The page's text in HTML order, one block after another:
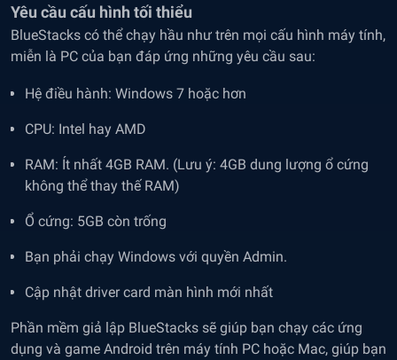
Yêu cầu cấu hình tối thiểu
BlueStacks có thể chạy hầu như trên mọi cấu hình máy tính,
miễn là PC của bạn đáp ứng những yêu cầu sau:
Hệ điều hành: Windows 7 hoặc hơn
CPU: Intel hay AMD
RAM: Ít nhất 4GB RAM. (Lưu ý: 4GB dung lượng ổ cứng
không thể thay thế RAM)
Ổ cứng: 5GB còn trống
Bạn phải chạy Windows với quyền Admin.
Cập nhật driver card màn hình mới nhất
Phần mềm giả lập BlueStacks sẽ giúp bạn chạy các ứng
dụng và game Android trên máy tính PC hoặc Mac, giúp bạn